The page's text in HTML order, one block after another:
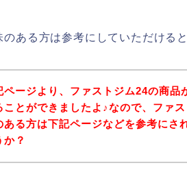
ある方は参考にしていただけると
ページより、ファストジム24の商品
ことができましたよ♪なので、ファ
ある方は下記ページなどを参考にさ
？